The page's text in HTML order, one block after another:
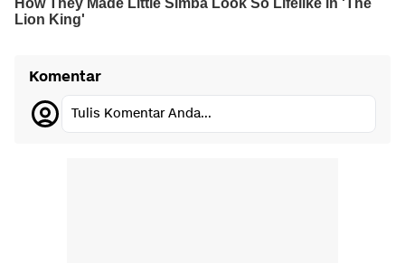
Komentar
Tulis Komentar Anda...